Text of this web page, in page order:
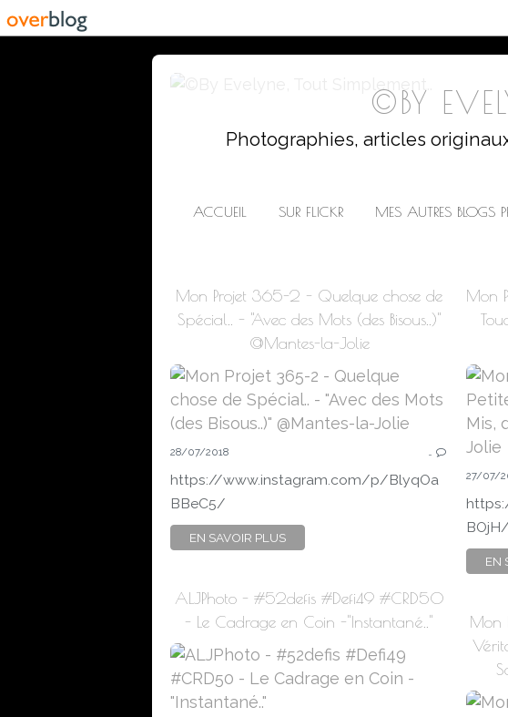
©BY
Photographies, articles
ACCUEIL SUR FLICKR MES AUTRES BLOGS
Mon Projet 365-2 - Quelque chose de
Spécial.. - "Avec des Mots (des Bisous..)"
@Mantes-la-Jolie
28/07/2018 …
https://www.instagram.com/p/BlyqOa
BBeC5/
EN SAVOIR PLUS
Mon
27/07/
BOjH/
EN
ALJPhoto - #52defis #Defi49 #CRD50
- Le Cadrage en Coin -"Instantané.."
Mon